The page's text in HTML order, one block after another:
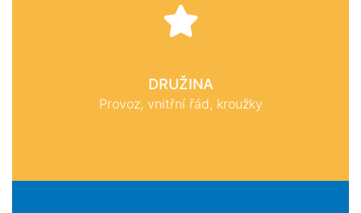
DRUŽINA
Provoz, vnitřní řád, kroužky